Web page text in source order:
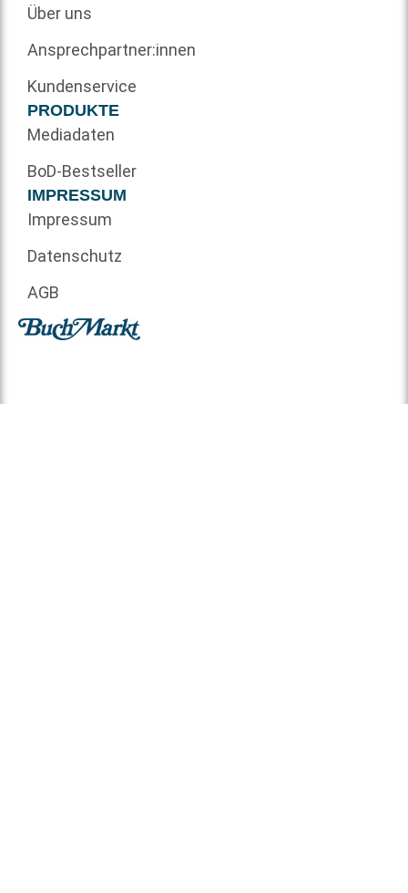
Über uns
Ansprechpartner:innen
Kundenservice
PRODUKTE
Mediadaten
BoD-Bestseller
IMPRESSUM
Impressum
Datenschutz
AGB